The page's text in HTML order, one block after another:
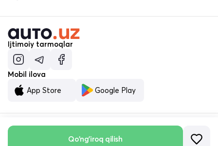
Qo'ng'iroq qilish
Ijtimoiy tarmoqlar
Mobil ilova
App Store
Google Play
© «MALUMOTNOMA» MChJ 2023–2026